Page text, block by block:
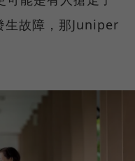
生故障，那Juniper